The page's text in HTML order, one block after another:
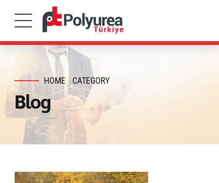
HOME CATEGORY
Blog